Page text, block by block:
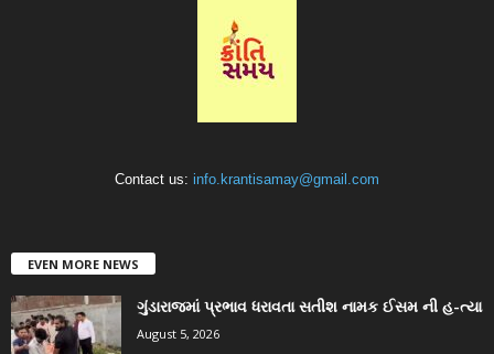
Contact us: info.krantisamay@gmail.com
EVEN MORE NEWS
ગુંડારાજમાં પ્રભાવ ધરાવતા સતીશ નામક ઈસમ ની હ-ત્યા
August 5, 2026